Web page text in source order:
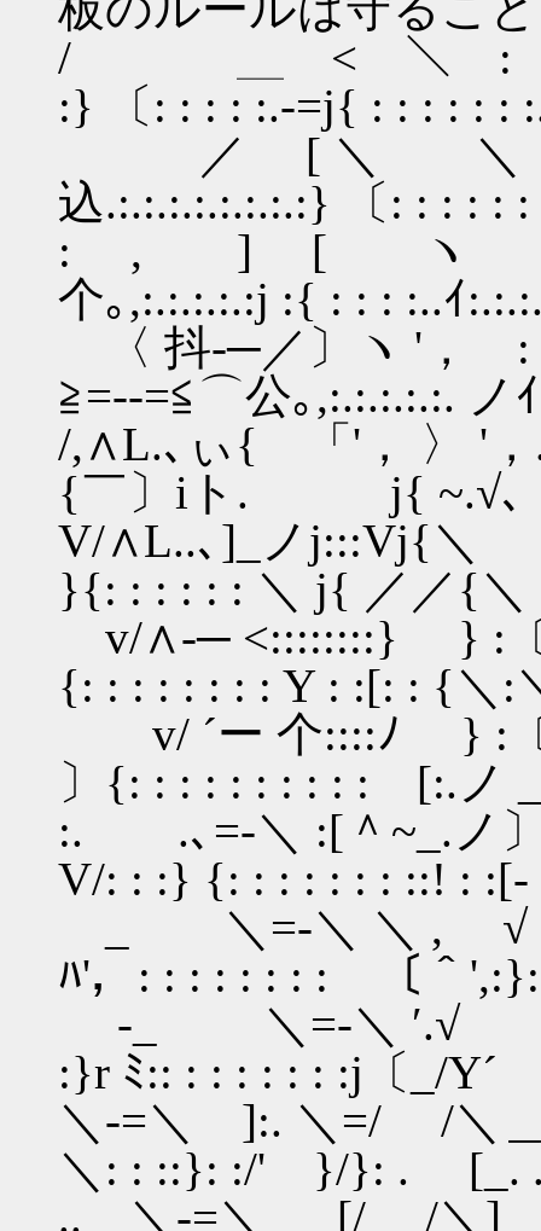
/ ＿ < ＼ :〔ﾊ(
:} 〔: : : : :.-=j{ : : : : : :
／ [ ＼ ＼
込.:.:.:.:.:.:.:.:} 〔: : : : :
: , ] [ ヽ 〔(
个｡,:.:.:.:.:j :{ : : : :..ｲ
〈 抖-─／〕ヽ '
≧=--=≦⌒公｡,:.:.:.:.:. ノ
/,∧L.､ぃ{ 「'， 〉 '
{￣〕iト. j{ ~.√､
V/∧L..､]_ノj:::Vj{＼
}{: : : : : : ＼ j{ ／／{＼
v/∧-─ <::::::::} } :〔
{: : : : : : : : Y : :[: : {＼:
v/ ´ー 个::::ﾉ }
〕{: : : : : : : : : : [:.ノ
:. .､=-＼ :[＾
V/: : :} {: : : : : : : ::! :
_ ＼=-＼ ＼
ﾊ'，: : : : : : : : 〔＾
-_ ＼=-＼
:}r ﾐ:: : : : : : : :j〔_/
＼-=＼ ]:. ＼=/ /＼
＼: : ::}: :/' }/}: . [_.
.. ＼-=＼ [/ /＼] .